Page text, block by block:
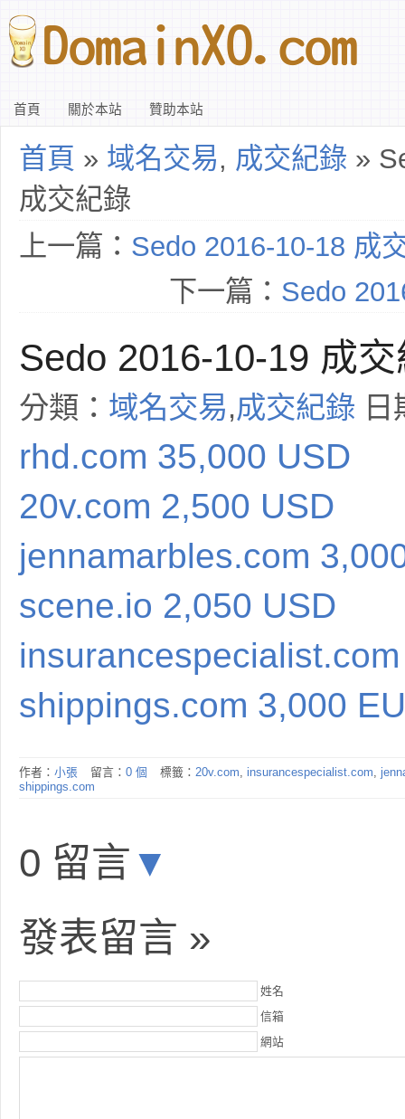
首頁 關於本站 贊助本站
首頁 » 域名交易, 成交紀錄 »
成交紀錄
上一篇： Sedo 2016-10-18 成
下一篇： Sedo
Sedo 2016-10-19 成
分類： 域名交易,成交紀錄
rhd.com 35,000 USD
20v.com 2,500 USD
jennamarbles.com
scene.io 2,050 USD
shippings.com 3,000
作者： 小張 留言： 0 個 標籤： 20v.com, insurancespecialist.com,
shippings.com
0 留言 ▼
發表留言 »
姓名
信箱
網站